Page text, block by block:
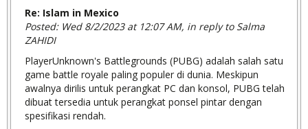
Re: Islam in Mexico
Posted: Wed 8/2/2023 at 12:07 AM, in reply to Salma
ZAHIDI
PlayerUnknown's Battlegrounds (PUBG) adalah salah satu
game battle royale paling populer di dunia. Meskipun
awalnya dirilis untuk perangkat PC dan konsol, PUBG telah
dibuat tersedia untuk perangkat ponsel pintar dengan
spesifikasi rendah.